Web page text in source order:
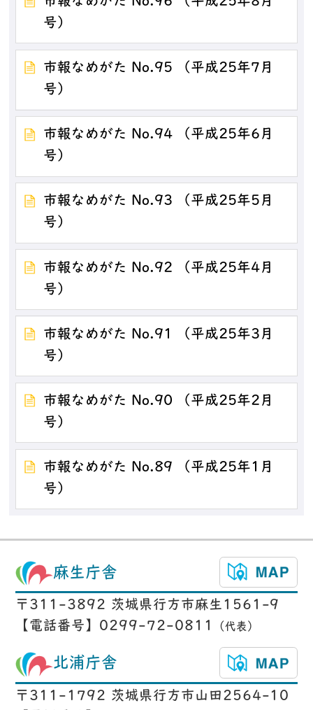
号）
市報なめがた No.95 （平成25年7月
号）
市報なめがた No.94 （平成25年6月
号）
市報なめがた No.93 （平成25年5月
号）
市報なめがた No.92 （平成25年4月
号）
市報なめがた No.91 （平成25年3月
号）
市報なめがた No.90 （平成25年2月
号）
市報なめがた No.89 （平成25年1月
号）
麻生庁舎
〒311-3892 茨城県行方市麻生1561-9
【電話番号】0299-72-0811
（代表）
北浦庁舎
〒311-1792 茨城県行方市山田2564-10